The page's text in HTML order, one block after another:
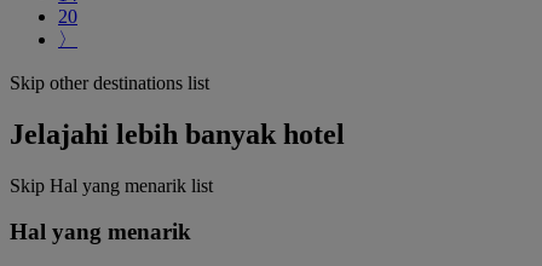
20
〉
Skip other destinations list
Jelajahi lebih banyak hotel
Skip Hal yang menarik list
Hal yang menarik